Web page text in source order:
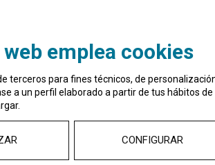
con un hotel en
emplea cookies
terceros para fines técnicos, de
a un perfil elaborado a partir de tus hábitos
CONFIGURAR